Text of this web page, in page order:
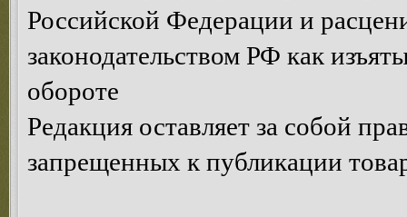
Российской Федерации и
законодательством РФ как
обороте
Редакция оставляет за собой
запрещенных к публикации